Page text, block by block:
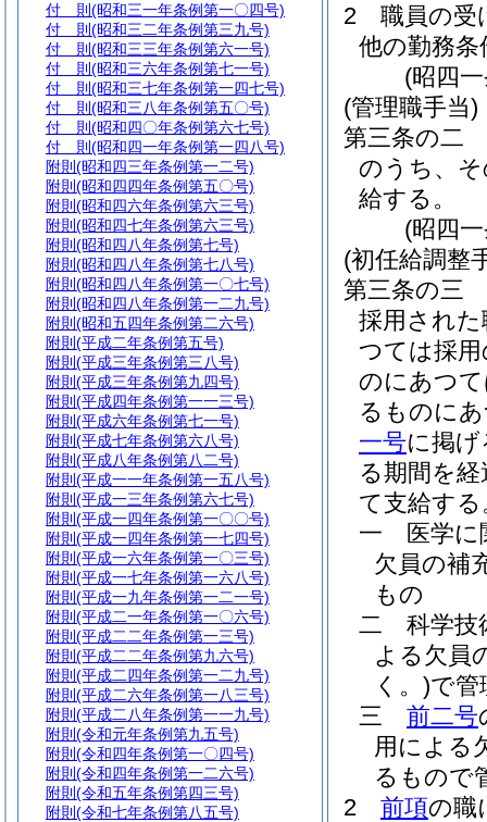
2
職員の受
他の勤務
(昭四
(管理職手当)
第三条の二
のうち、
給する。
(昭四
(初任給調整
第三条の三
採用され
つては採
のにあつ
るものに
一号に掲
る期間を
て支給する
一
医学
欠員の補
もの
二
科学技
よる欠員
く。)で管
三
前二号
用による
るもので
2
前項の職
付 則 (昭和三一年条例第一〇四号)
付 則 (昭和三二年条例第三九号)
付 則 (昭和三三年条例第六一号)
付 則 (昭和三六年条例第七一号)
付 則 (昭和三七年条例第一四七号)
付 則 (昭和三八年条例第五〇号)
付 則 (昭和四〇年条例第六七号)
付 則 (昭和四一年条例第一四八号)
附則 (昭和四三年条例第一二号)
附則 (昭和四四年条例第五〇号)
附則 (昭和四六年条例第六三号)
附則 (昭和四七年条例第六三号)
附則 (昭和四八年条例第七号)
附則 (昭和四八年条例第七八号)
附則 (昭和四八年条例第一〇七号)
附則 (昭和四八年条例第一二九号)
附則 (昭和五四年条例第二六号)
附則 (平成二年条例第五号)
附則 (平成三年条例第三八号)
附則 (平成三年条例第九四号)
附則 (平成四年条例第一一三号)
附則 (平成六年条例第七一号)
附則 (平成七年条例第六八号)
附則 (平成八年条例第八二号)
附則 (平成一一年条例第一五八号)
附則 (平成一三年条例第六七号)
附則 (平成一四年条例第一〇〇号)
附則 (平成一四年条例第一七四号)
附則 (平成一六年条例第一〇三号)
附則 (平成一七年条例第一六八号)
附則 (平成一九年条例第一二一号)
附則 (平成二一年条例第一〇六号)
附則 (平成二二年条例第一三号)
附則 (平成二二年条例第九六号)
附則 (平成二四年条例第一二九号)
附則 (平成二六年条例第一八三号)
附則 (平成二八年条例第一一九号)
附則 (令和元年条例第九五号)
附則 (令和四年条例第一〇四号)
附則 (令和四年条例第一二六号)
附則 (令和五年条例第四三号)
附則 (令和七年条例第八五号)